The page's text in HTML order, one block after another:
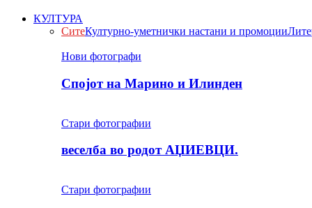
КУЛТУРА
СитеКултурно-уметнички настани и промоции
Нови фотографи
Спојот на Марино и Илинден
Стари фотографии
веселба во родот АЏИЕВЦИ.
Стари фотографии